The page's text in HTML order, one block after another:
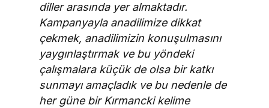
diller arasında yer almaktadır.
Kampanyayla anadilimize dikkat
çekmek, anadilimizin konuşulmasını
yaygınlaştırmak ve bu yöndeki
çalışmalara küçük de olsa bir katkı
sunmayı amaçladık ve bu nedenle de
her güne bir Kırmancki kelime